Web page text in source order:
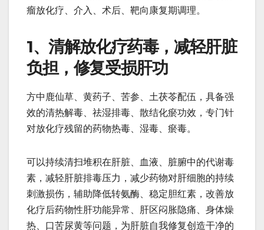
瘤放化疗、介入、术后、靶向康复期调理。
1、清解放化疗药毒，减轻肝脏
负担，修复受损肝功
方中鹿仙草、黄药子、苦参、土茯苓配伍，具备强
效的清热解毒、祛湿排毒、散结化瘀功效，专门针
对放化疗残留的药物热毒、湿毒、瘀毒。
可以持续清扫堆积在肝脏、血液、脏腑中的代谢毒
素，减轻肝脏排毒压力，减少药物对肝细胞的持续
刺激损伤，辅助降低转氨酶、稳定胆红素，改善放
化疗后药物性肝功能异常、肝区闷胀隐痛、身体燥
热、口苦尿黄等问题，为肝脏自我修复创造干净的